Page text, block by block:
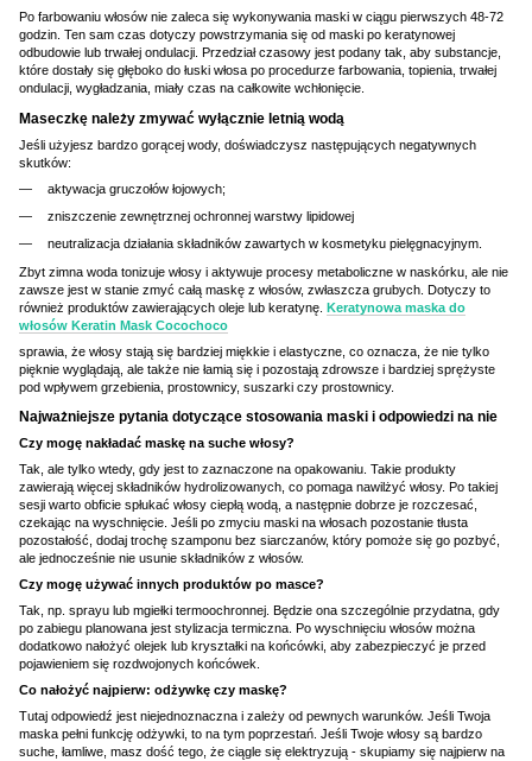
Po farbowaniu włosów nie zaleca się wykonywania maski w ciągu pierwszych 48-72
godzin. Ten sam czas dotyczy powstrzymania się od maski po keratynowej
odbudowie lub trwałej ondulacji. Przedział czasowy jest podany tak, aby substancje,
które dostały się głęboko do łuski włosa po procedurze farbowania, topienia, trwałej
ondulacji, wygładzania, miały czas na całkowite wchłonięcie.
Maseczkę należy zmywać wyłącznie letnią wodą
Jeśli użyjesz bardzo gorącej wody, doświadczysz następujących negatywnych
skutków:
aktywacja gruczołów łojowych;
zniszczenie zewnętrznej ochronnej warstwy lipidowej
neutralizacja działania składników zawartych w kosmetyku pielęgnacyjnym.
Zbyt zimna woda tonizuje włosy i aktywuje procesy metaboliczne w naskórku, ale nie
zawsze jest w stanie zmyć całą maskę z włosów, zwłaszcza grubych. Dotyczy to
również produktów zawierających oleje lub keratynę. Keratynowa maska do
włosów Keratin Mask Cocochoco
sprawia, że włosy stają się bardziej miękkie i elastyczne, co oznacza, że nie tylko
pięknie wyglądają, ale także nie łamią się i pozostają zdrowsze i bardziej sprężyste
pod wpływem grzebienia, prostownicy, suszarki czy prostownicy.
Najważniejsze pytania dotyczące stosowania maski i odpowiedzi na nie
Czy mogę nakładać maskę na suche włosy?
Tak, ale tylko wtedy, gdy jest to zaznaczone na opakowaniu. Takie produkty
zawierają więcej składników hydrolizowanych, co pomaga nawilżyć włosy. Po takiej
sesji warto obficie spłukać włosy ciepłą wodą, a następnie dobrze je rozczesać,
czekając na wyschnięcie. Jeśli po zmyciu maski na włosach pozostanie tłusta
pozostałość, dodaj trochę szamponu bez siarczanów, który pomoże się go pozbyć,
ale jednocześnie nie usunie składników z włosów.
Czy mogę używać innych produktów po masce?
Tak, np. sprayu lub mgiełki termoochronnej. Będzie ona szczególnie przydatna, gdy
po zabiegu planowana jest stylizacja termiczna. Po wyschnięciu włosów można
dodatkowo nałożyć olejek lub kryształki na końcówki, aby zabezpieczyć je przed
pojawieniem się rozdwojonych końcówek.
Co nałożyć najpierw: odżywkę czy maskę?
Tutaj odpowiedź jest niejednoznaczna i zależy od pewnych warunków. Jeśli Twoja
maska pełni funkcję odżywki, to na tym poprzestań. Jeśli Twoje włosy są bardzo
suche, łamliwe, masz dość tego, że ciągle się elektryzują - skupiamy się najpierw na